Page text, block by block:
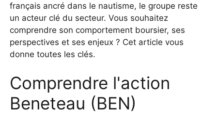
français ancré dans le nautisme, le groupe reste
un acteur clé du secteur. Vous souhaitez
comprendre son comportement boursier, ses
perspectives et ses enjeux ? Cet article vous
donne toutes les clés.
Comprendre l'action
Beneteau (BEN)